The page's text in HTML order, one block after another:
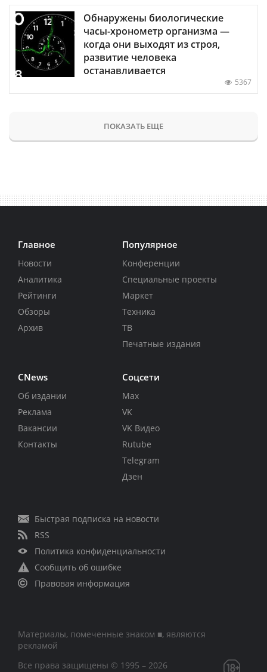
Обнаружены биологические
часы-хронометр организма —
когда они выходят из строя,
развитие человека
останавливается
5367
ПОКАЗАТЬ ЕЩЕ
Главное
Новости
Аналитика
Рейтинги
Обзоры
Архив
Популярное
Конференции
Специальные проекты
Маркет
Техника
ТВ
Печатные издания
CNews
Об издании
Реклама
Вакансии
Контакты
Соцсети
Max
VK
VK Видео
Rutube
Telegram
Дзен
Быстрая подписка на новости
RSS
Политика конфиденциальности
Сообщить об ошибке
Правовая информация
Материалы, помеченные знаком ■, являются
рекламой
Все права защищены © 1995 – 2026